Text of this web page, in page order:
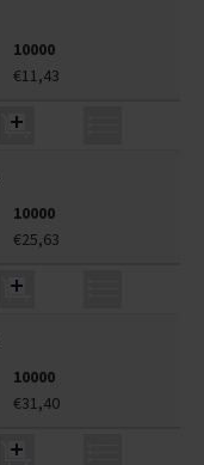
10000
€11,43
10000
€25,63
10000
€31,40